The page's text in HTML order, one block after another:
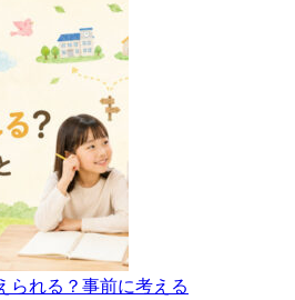
られる？事前に考える